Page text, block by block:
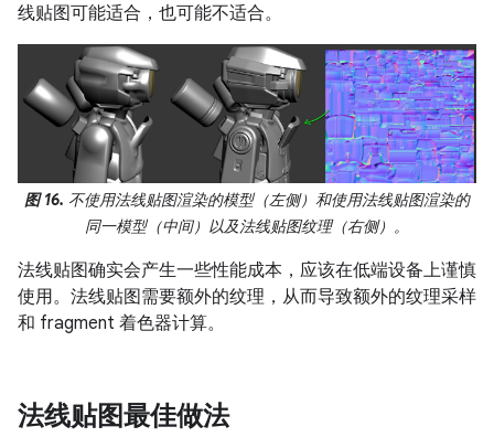
线贴图可能适合，也可能不适合。
图 16. 不使用法线贴图渲染的模型（左侧）和使用法线贴图渲染的
同一模型（中间）以及法线贴图纹理（右侧）。
法线贴图确实会产生一些性能成本，应该在低端设备上谨慎
使用。法线贴图需要额外的纹理，从而导致额外的纹理采样
和 fragment 着色器计算。
法线贴图最佳做法